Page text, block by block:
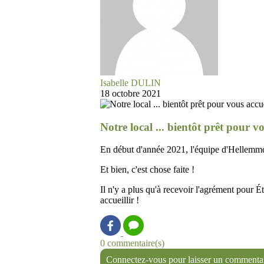
Isabelle DULIN
18 octobre 2021
Notre local ... bientôt prêt pour
En début d'année 2021, l'équipe
Et bien, c'est chose faite !
Il n'y a plus qu'à recevoir l'agrément pour
accueillir !
0 commentaire(s)
Connectez-vous pour laisser un